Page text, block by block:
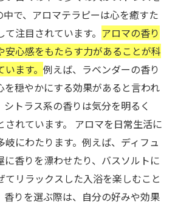
で、アロマテラピーは心を癒すた
注目されています。 アロマの香り
安心感をもたらす力があることが科
ます。 例えば、ラベンダーの香り
を穏やかにする効果があると言われ
シトラス系の香りは気分を明るく
されています。 アロマを日常生活に
にわたります。例えば、ディフュ
に香りを漂わせたり、バスソルトに
てリラックスした入浴を楽しむこと
香りを選ぶ際は、自分の好みや効果